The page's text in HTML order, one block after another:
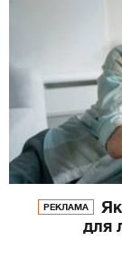
РЕКЛАМА
для